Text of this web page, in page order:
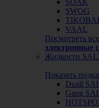
SWOG
VAAL
Посмотреть
электронные
Жидкости
Показать
Duall
Gang